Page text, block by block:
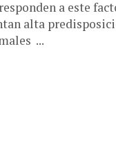
a este
alta
...